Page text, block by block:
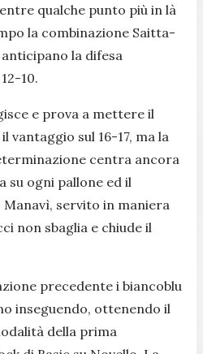
qualche punto più in là
la combinazione Saitta-
la difesa
10.
e prova a mettere il
vantaggio sul 16-17, ma la
centra ancora
su ogni pallone ed il
servito in maniera
non sbaglia e chiude il
precedente i biancoblu
inseguendo, ottenendo il
della prima